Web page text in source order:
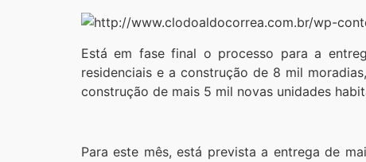
Está em fase final o processo para a
residenciais e a construção de 8 mil
construção de mais 5 mil novas unidades
Para este mês, está prevista a entrega de